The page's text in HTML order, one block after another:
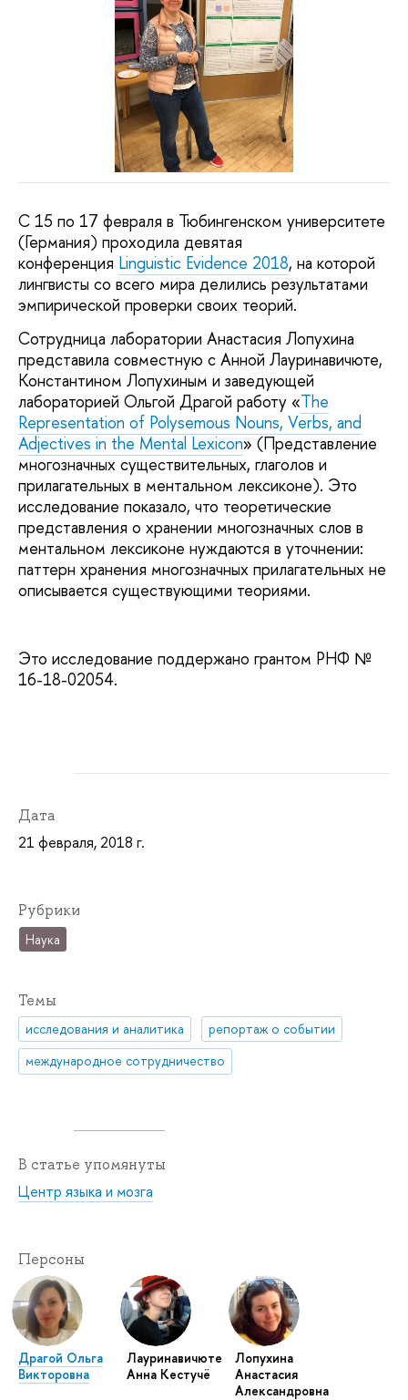
С 15 по 17 февраля в Тюбингенском университете
(Германия) проходила девятая
конференция Linguistic Evidence 2018, на которой
лингвисты со всего мира делились результатами
эмпирической проверки своих теорий.
Сотрудница лаборатории Анастасия Лопухина
представила совместную с Анной Лауринавичюте,
Константином Лопухиным и заведующей
лабораторией Ольгой Драгой работу «The
Representation of Polysemous Nouns, Verbs, and
Adjectives in the Mental Lexicon» (Представление
многозначных существительных, глаголов и
прилагательных в ментальном лексиконе). Это
исследование показало, что теоретические
представления о хранении многозначных слов в
ментальном лексиконе нуждаются в уточнении:
паттерн хранения многозначных прилагательных не
описывается существующими теориями.
Это исследование поддержано грантом РНФ №
16-18-02054.
Дата
21 февраля, 2018 г.
Рубрики
Наука
Темы
исследования и аналитика
репортаж о событии
международное сотрудничество
В статье упомянуты
Центр языка и мозга
Персоны
Драгой Ольга
Викторовна
Лауринавичюте
Анна Кестучё
Лопухина
Анастасия
Александровна